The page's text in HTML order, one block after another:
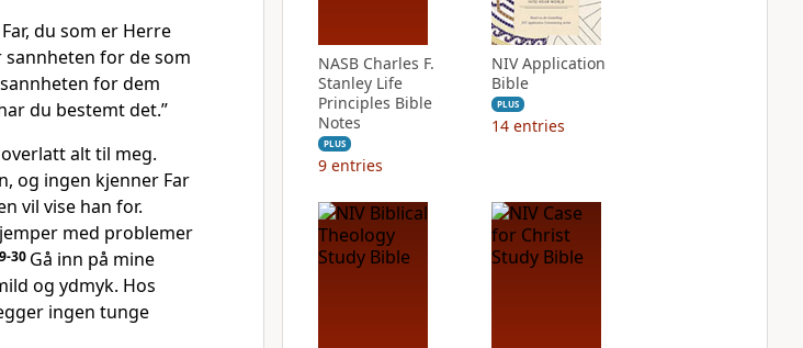
du som er Herre
for de som
for dem
har du bestemt det.”
alt til meg.
og ingen kjenner Far
vil vise han for.
med problemer
30 Gå inn på mine
og ydmyk. Hos
ingen tunge
NASB Charles F.
Stanley Life
Principles Bible
Notes
PLUS
9 entries
NIV Application
Bible
PLUS
14 entries